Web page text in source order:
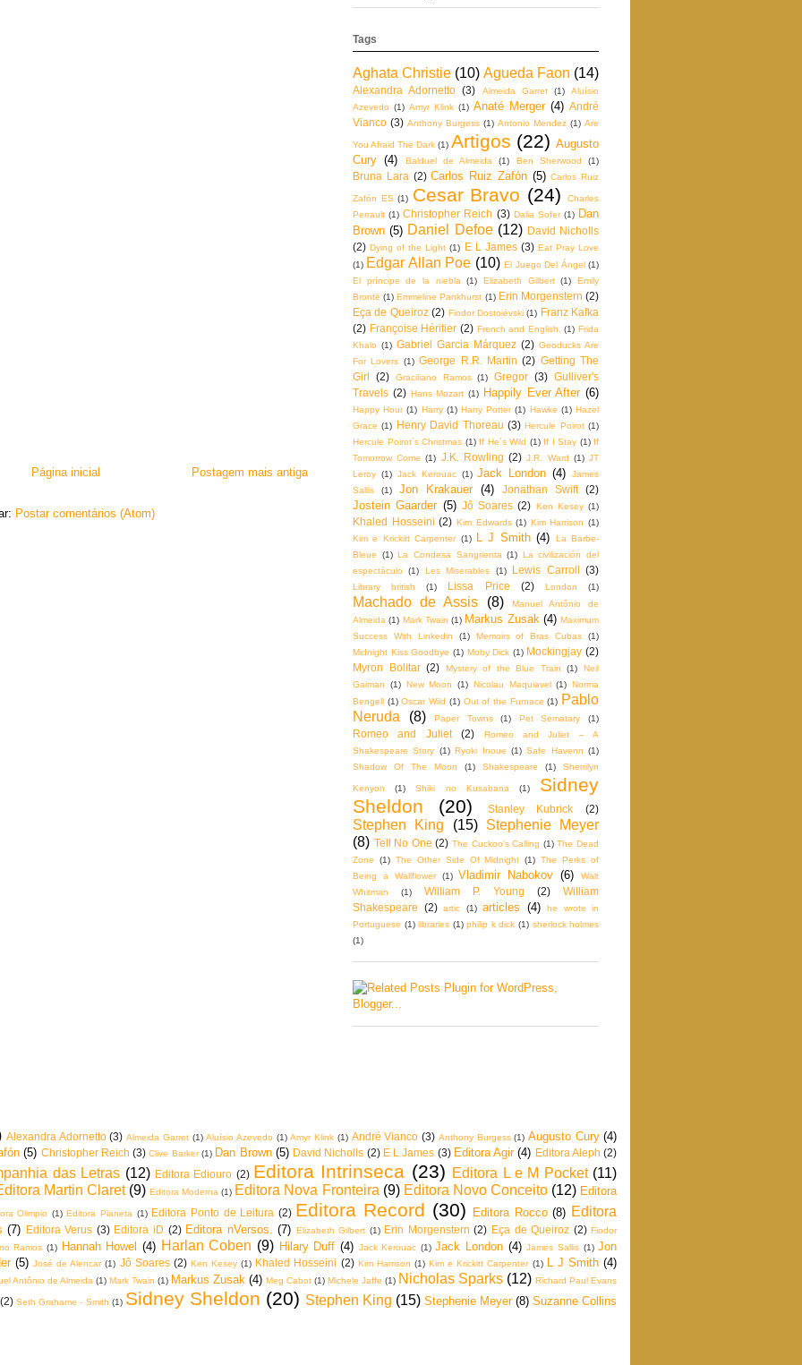
Postagem mais antiga
Página inicial
Postar comentários (Atom)
Tags
Aghata Christie (10) Agueda Faon (14)
Alexandra Adornetto (3) Almeida Garret (1)
Aluísio
Azevedo (1) Amyr Klink (1) Anaté Merger (4) André
Vianco (3) Anthony Burgess (1) Antonio Mendez (1) Are
You Afraid The Dark (1) Artigos (22) Augusto
Cury (4) Balduel de Almeida (1) Ben Sherwood (1)
Bruna Lara (2) Carlos Ruiz Zafón (5) Carlos Ruiz
Zafón ES (1) Cesar Bravo (24)
Charles
Perrault (1) Christopher Reich (3) Dalia Sofer (1) Dan
Brown (5) Daniel Defoe (12) David Nicholls
(2) Dying of the Light (1) E L James (3) Eat Pray Love
(1) Edgar Allan Poe (10) El Juego Del Ángel (1)
El príncipe de la niebla
(1) Elizabeth Gilbert (1)
Emily
Brontë (1) Emmeline Pankhurst (1) Erin Morgenstern (2)
Eça de Queiroz (2) Fiodor Dostoiévski (1) Franz Kafka
(2) Françoise Héritier (2) French and English. (1) Frida
Khalo (1) Gabriel Garcia Márquez (2) Geoducks Are
For Lovers (1) George R.R. Martin (2) Getting The
Girl
(2) Graciliano Ramos (1) Gregor (3) Gulliver's
Travels (2) Hans Mozart (1) Happily Ever After (6)
Happy Hour (1) Harry (1) Harry Potter (1) Hawke (1) Hazel
Grace (1) Henry David Thoreau (3) Hercule Poirot (1)
Hercule Poirot´s Christmas (1) If He´s Wild (1) If I Stay (1) If
Tomorrow Come (1) J.K. Rowling (2) J.R. Ward (1) JT
Leroy (1) Jack Kerouac (1) Jack London (4)
James
Sallis
(1) Jon Krakauer (4) Jonathan Swift (2)
Jostein Gaarder (5) Jô Soares (2) Ken Kesey (1)
Khaled Hosseini (2) Kim Edwards (1) Kim Harrison (1)
Kim e Krickitt Carpenter (1) L J Smith (4)
La Barbe‬-
Bleue
(1) La Condesa Sangrienta (1) La civilización del
espectáculo
(1) Les Miserables (1) Lewis Carroll (3)
Library british (1) Lissa Price (2) London (1)
Machado de Assis (8)
Manuel Antônio de
Almeida (1) Mark Twain (1) Markus Zusak (4) Maximum
Success With Linkedin
(1) Memoirs of Bras Cubas
(1)
Midnight Kiss Goodbye (1) Moby Dick (1) Mockingjay (2)
Myron Bolitar (2) Mystery of the Blue Train (1)
Neil
Gaiman
(1) New Moon (1) Nicolau Maquiavel (1) Norma
Bengell (1) Oscar Wild (1) Out of the Furnace (1) Pablo
Neruda
(8) Paper Towns (1) Pet Sematary (1)
Romeo and Juliet (2)
Romeo and Juliet – A
Shakespeare Story (1) Ryoki Inoue (1) Safe Havenn (1)
Shadow Of The Moon
(1) Shakespeare (1) Sherrilyn
Kenyon (1) Shiki no Kusabana (1)
Sidney
Sheldon
(20) Stanley Kubrick (2)
Stephen King (15)
Stephenie Meyer
(8) Tell No One (2) The Cuckoo's Calling (1) The Dead
Zone
(1) The Other Side Of Midnight (1) The Perks of
Being a Wallflower
(1) Vladimir Nabokov (6)
Walt
Whitman
(1) William P. Young (2)
William
Shakespeare
(2) artic (1) articles (4)
he wrote in
Portuguese (1) libraries (1) philip k dick (1) sherlock holmes
(1)
Alexandra Adornetto (3) Almeida Garret (1) Aluísio Azevedo (1) Amyr Klink (1) André Vianco (3) Anthony Burgess (1) Augusto Cury (4)
(5) Christopher Reich (3) Clive Barker (1) Dan Brown (5) David Nicholls (2) E L James (3) Editora Agir (4) Editora Aleph (2)
das Letras (12) Editora Ediouro (2) Editora Intrinseca (23) Editora L e M Pocket (11)
Martin Claret (9) Editora Moderna (1) Editora Nova Fronteira (9) Editora Novo Conceito (12) Editora
Olimpio (1) Editora Planeta (1) Editora Ponto de Leitura (2) Editora Record (30) Editora Rocco (8) Editora
(7) Editora Verus (3) Editora iD (2) Editora nVersos. (7) Elizabeth Gilbert (1) Erin Morgenstern (2) Eça de Queiroz (2) Fiodor
Ramos (1) Hannah Howel (4) Harlan Coben (9) Hilary Duff (4) Jack Kerouac (1) Jack London (4) James Sallis (1) Jon
(5) José de Alencar (1) Jô Soares (2) Ken Kesey (1) Khaled Hosseini (2) Kim Harrison (1) Kim e Krickitt Carpenter (1) L J Smith (4)
Antônio de Almeida (1) Mark Twain (1) Markus Zusak (4) Meg Cabot (1) Michele Jaffe (1) Nicholas Sparks (12) Richard Paul Evans
(2) Seth Grahame - Smith (1) Sidney Sheldon (20) Stephen King (15) Stephenie Meyer (8) Suzanne Collins